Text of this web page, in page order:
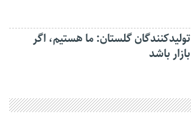
تولیدکنندگان گلستان: ما هستیم، اگر
بازار باشد